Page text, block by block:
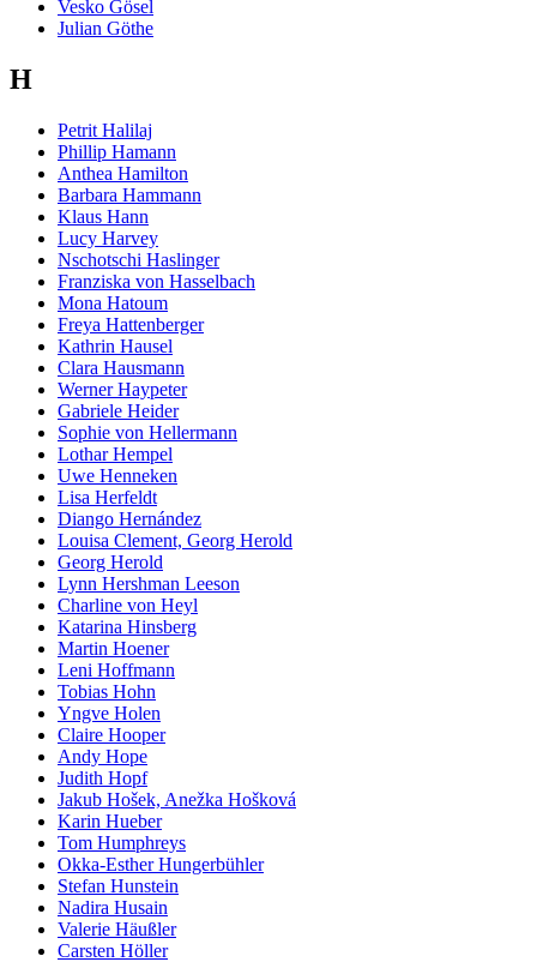
Vesko Gösel
Julian Göthe
H
Petrit Halilaj
Phillip Hamann
Anthea Hamilton
Barbara Hammann
Klaus Hann
Lucy Harvey
Nschotschi Haslinger
Franziska von Hasselbach
Mona Hatoum
Freya Hattenberger
Kathrin Hausel
Clara Hausmann
Werner Haypeter
Gabriele Heider
Sophie von Hellermann
Lothar Hempel
Uwe Henneken
Lisa Herfeldt
Diango Hernández
Louisa Clement, Georg Herold
Georg Herold
Lynn Hershman Leeson
Charline von Heyl
Katarina Hinsberg
Martin Hoener
Leni Hoffmann
Tobias Hohn
Yngve Holen
Claire Hooper
Andy Hope
Judith Hopf
Jakub Hošek, Anežka Hošková
Karin Hueber
Tom Humphreys
Okka-Esther Hungerbühler
Stefan Hunstein
Nadira Husain
Valerie Häußler
Carsten Höller